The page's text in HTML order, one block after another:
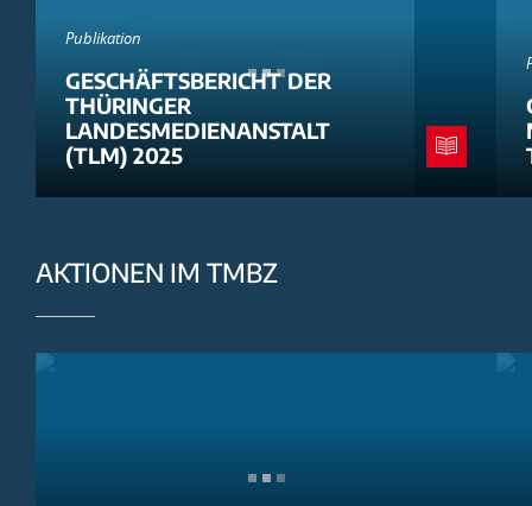
Publikation
GESCHÄFTSBERICHT DER
THÜRINGER
LANDESMEDIENANSTALT
(TLM) 2025
AKTIONEN IM TMBZ